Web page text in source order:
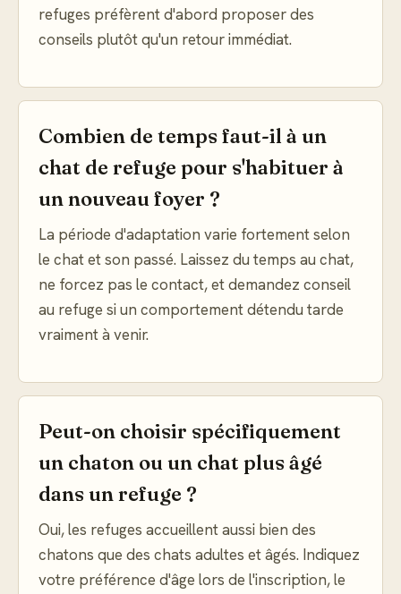
refuges préfèrent d'abord proposer des
conseils plutôt qu'un retour immédiat.
Combien de temps faut-il à un
chat de refuge pour s'habituer à
un nouveau foyer ?
La période d'adaptation varie fortement selon
le chat et son passé. Laissez du temps au chat,
ne forcez pas le contact, et demandez conseil
au refuge si un comportement détendu tarde
vraiment à venir.
Peut-on choisir spécifiquement
un chaton ou un chat plus âgé
dans un refuge ?
Oui, les refuges accueillent aussi bien des
chatons que des chats adultes et âgés. Indiquez
votre préférence d'âge lors de l'inscription, le